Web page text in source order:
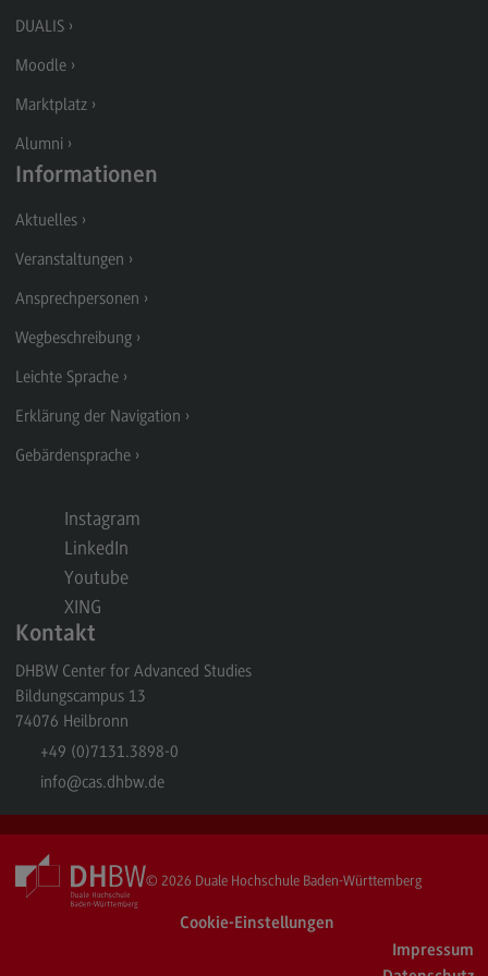
Modulangebot
Berufsperspektiven
Kontakt
Digital Business Management
Digital Business Management
Modulangebot
Berufsperspektiven
Kontakt
Digitalisierung in der Sozialen Arbeit
Digitalisierung in der Sozialen Arbeit
Modulangebot
Berufsperspektiven
Elektrotechnik und Informationstechnik
Elektrotechnik und Informationstechnik
Profil-O-Mat Elektrotechnik und
Informationstechnik
Rahmenbedingungen
Modulangebot
Berufsperspektiven
Kontakt
Entrepreneurship
Entrepreneurship
Modulangebot
DUALIS
Moodle
Marktplatz
Alumni
Informationen
Aktuelles
Veranstaltungen
Ansprechpersonen
Wegbeschreibung
Leichte Sprache
Erklärung der Navigation
Gebärdensprache
Instagram
LinkedIn
Youtube
XING
Kontakt
DHBW Center for Advanced Studies
Bildungscampus 13
74076 Heilbronn
+49 (0)7131.3898-0
info@cas.dhbw.de
© 2026 Duale Hochschule Baden-Württemberg
Cookie-Einstellungen
Impressum